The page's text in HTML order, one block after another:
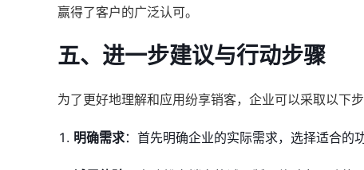
赢得了客户的广泛认可。
五、进一步建议与行动步骤
为了更好地理解和应用纷享销客，企业可以采取以下步
明确需求：首先明确企业的实际需求，选择适合的